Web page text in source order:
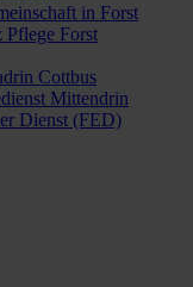
in Forst
Pflege Forst
Cottbus
Mittendrin
Dienst (FED)